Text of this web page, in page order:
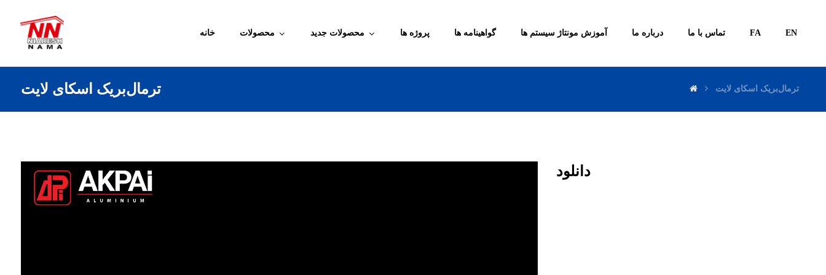
خانه محصولات محصولات جدید پروژه ها گواهینامه ها آموزش مونتاژ سیستم ها درباره ما تماس با ما FA EN
ترمال‌بریک اسکای لایت ترمال‌بریک اسکای لایت
Video
Player
دانلود